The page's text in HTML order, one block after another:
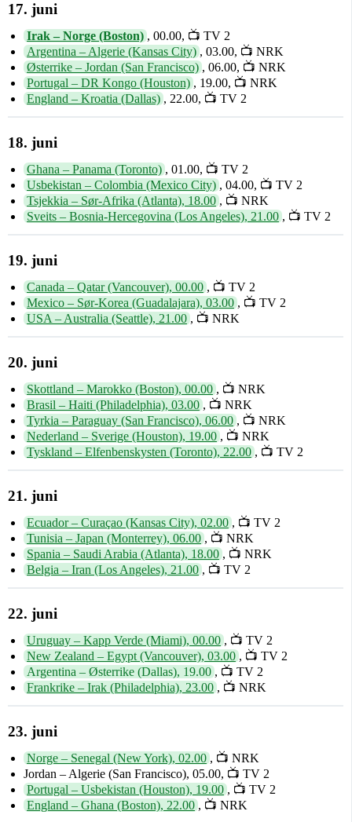
17. juni
Irak – Norge (Boston) , 00.00, 📺 TV 2
Argentina – Algerie (Kansas City) , 03.00, 📺 NRK
Østerrike – Jordan (San Francisco) , 06.00, 📺 NRK
Portugal – DR Kongo (Houston) , 19.00, 📺 NRK
England – Kroatia (Dallas) , 22.00, 📺 TV 2
18. juni
Ghana – Panama (Toronto) , 01.00, 📺 TV 2
Usbekistan – Colombia (Mexico City) , 04.00, 📺 TV 2
Tsjekkia – Sør-Afrika (Atlanta), 18.00 , 📺 NRK
Sveits – Bosnia-Hercegovina (Los Angeles), 21.00 , 📺 TV 2
19. juni
Canada – Qatar (Vancouver), 00.00 , 📺 TV 2
Mexico – Sør-Korea (Guadalajara), 03.00 , 📺 TV 2
USA – Australia (Seattle), 21.00 , 📺 NRK
20. juni
Skottland – Marokko (Boston), 00.00 , 📺 NRK
Brasil – Haiti (Philadelphia), 03.00 , 📺 NRK
Tyrkia – Paraguay (San Francisco), 06.00 , 📺 NRK
Nederland – Sverige (Houston), 19.00 , 📺 NRK
Tyskland – Elfenbenskysten (Toronto), 22.00 , 📺 TV 2
21. juni
Ecuador – Curaçao (Kansas City), 02.00 , 📺 TV 2
Tunisia – Japan (Monterrey), 06.00 , 📺 NRK
Spania – Saudi Arabia (Atlanta), 18.00 , 📺 NRK
Belgia – Iran (Los Angeles), 21.00 , 📺 TV 2
22. juni
Uruguay – Kapp Verde (Miami), 00.00 , 📺 TV 2
New Zealand – Egypt (Vancouver), 03.00 , 📺 TV 2
Argentina – Østerrike (Dallas), 19.00 , 📺 TV 2
Frankrike – Irak (Philadelphia), 23.00 , 📺 NRK
23. juni
Norge – Senegal (New York), 02.00 , 📺 NRK
Jordan – Algerie (San Francisco), 05.00, 📺 TV 2
Portugal – Usbekistan (Houston), 19.00 , 📺 TV 2
England – Ghana (Boston), 22.00 , 📺 NRK